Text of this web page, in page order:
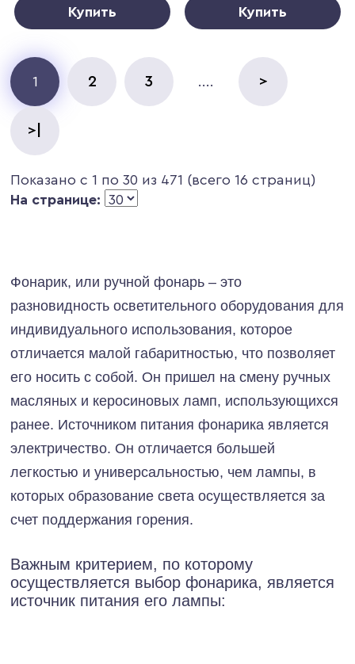
Купить Купить
1 2 3 .... >
>|
Показано с 1 по 30 из 471 (всего 16 страниц)
На странице:
Фонарик, или ручной фонарь – это
разновидность осветительного оборудования для
индивидуального использования, которое
отличается малой габаритностью, что позволяет
его носить с собой. Он пришел на смену ручных
масляных и керосиновых ламп, использующихся
ранее. Источником питания фонарика является
электричество. Он отличается большей
легкостью и универсальностью, чем лампы, в
которых образование света осуществляется за
счет поддержания горения.
Важным критерием, по которому
осуществляется выбор фонарика, является
источник питания его лампы: